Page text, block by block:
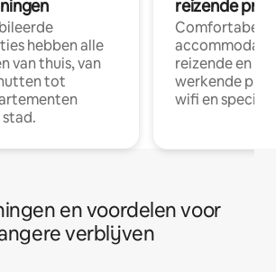
hebben alle
van thuis, van
tot
reizende
Comfortabele
reizende en
werkende
wifi en
en voordelen voor
verblijven